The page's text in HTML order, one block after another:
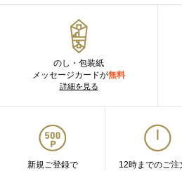
のし・包装紙
メッセージカードが無料
詳細を見る
新規ご登録で
12時までのご注